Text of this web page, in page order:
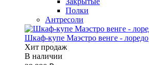
Полки
Антресоли
Шкаф-купе Маэстро венге - лоредо
Хит продаж
В наличии